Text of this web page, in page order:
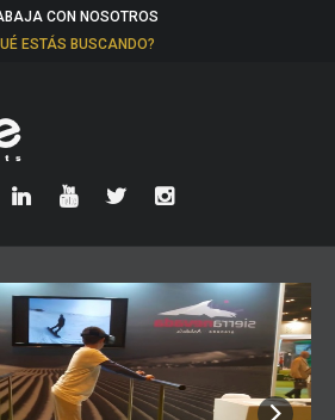
CON NOSOTROS
ESTÁS BUSCANDO?